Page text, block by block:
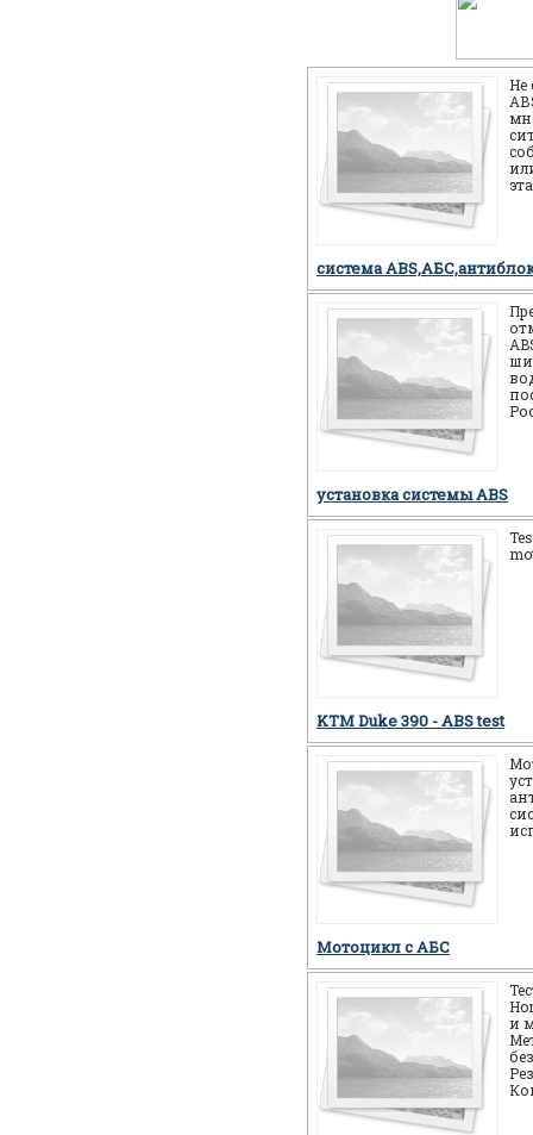
Не
система
установка системы ABS
KTM Duke 390 - ABS test
Мотоцикл c АБС
и